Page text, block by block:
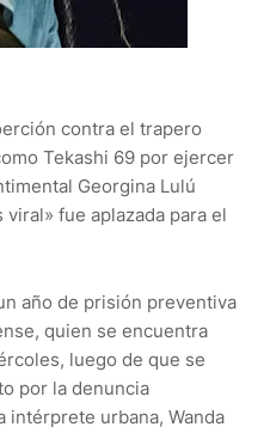
contra el trapero
Tekashi 69 por ejercer
Georgina Lulú
fue aplazada para el
año de prisión preventiva
quien se encuentra
luego de que se
por la denuncia
intérprete urbana, Wanda